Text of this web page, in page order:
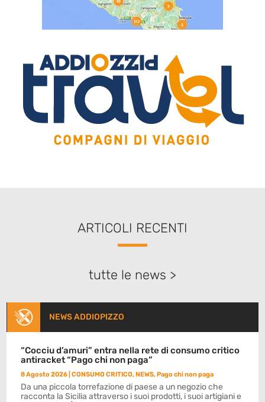
ARTICOLI RECENTI
tutte le news >
NEWS ADDIOPIZZO
“Cocciu d’amuri” entra nella rete di consumo critico
antiracket “Pago chi non paga”
8 Agosto 2026 |CONSUMO CRITICO,NEWS,Pago chi non paga
Da una piccola torrefazione di paese a un negozio che
racconta la Sicilia attraverso i suoi prodotti, i suoi artigiani e